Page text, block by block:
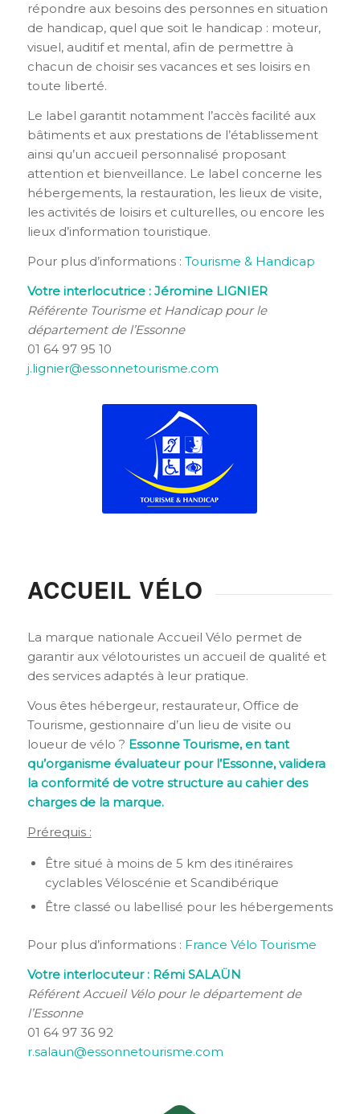
répondre aux besoins des personnes en situation
de handicap, quel que soit le handicap : moteur,
visuel, auditif et mental, afin de permettre à
chacun de choisir ses vacances et ses loisirs en
toute liberté.
Le label garantit notamment l’accès facilité aux
bâtiments et aux prestations de l’établissement
ainsi qu’un accueil personnalisé proposant
attention et bienveillance. Le label concerne les
hébergements, la restauration, les lieux de visite,
les activités de loisirs et culturelles, ou encore les
lieux d’information touristique.
Pour plus d’informations : Tourisme & Handicap
Votre interlocutrice : Jéromine LIGNIER
Référente Tourisme et Handicap pour le
département de l’Essonne
01 64 97 95 10
j.lignier@essonnetourisme.com
ACCUEIL VÉLO
La marque nationale Accueil Vélo permet de
garantir aux vélotouristes un accueil de qualité et
des services adaptés à leur pratique.
Vous êtes hébergeur, restaurateur, Office de
Tourisme, gestionnaire d’un lieu de visite ou
loueur de vélo ? Essonne Tourisme, en tant
qu’organisme évaluateur pour l’Essonne, validera
la conformité de votre structure au cahier des
charges de la marque.
Prérequis :
Être situé à moins de 5 km des itinéraires
cyclables Véloscénie et Scandibérique
Être classé ou labellisé pour les hébergements
Pour plus d’informations : France Vélo Tourisme
Votre interlocuteur : Rémi SALAÜN
Référent Accueil Vélo pour le département de
l’Essonne
01 64 97 36 92
r.salaun@essonnetourisme.com